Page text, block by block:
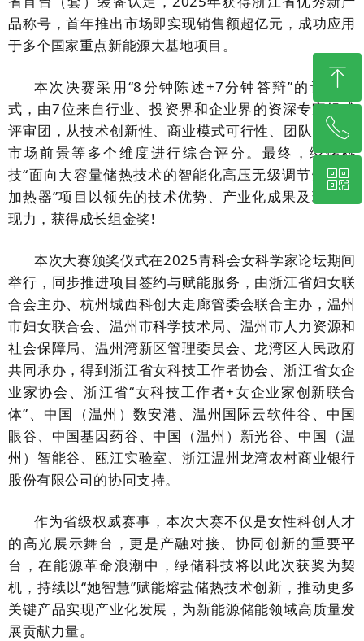
品称号，首年推出市场即实现销售额超亿元，成功应用
于多个国家重点新能源大基地项目。
本次决赛采用“8分钟陈述+7分钟答辩”的评审模
式，由7位来自行业、投资界和企业界的资深专家组成
评审团，从技术创新性、商业模式可行性、团队实力、
市场前景等多个维度进行综合评分。最终，绿储科
技“面向大容量储热技术的智能化高压无级调节熔盐电
加热器”项目以领先的技术优势、产业化成果及现场表
现力，获得成长组金奖!
本次大赛颁奖仪式在2025青科会女科学家论坛期间
举行，同步推进项目签约与赋能服务，由浙江省妇女联
合会主办、杭州城西科创大走廊管委会联合主办，温州
市妇女联合会、温州市科学技术局、温州市人力资源和
社会保障局、温州湾新区管理委员会、龙湾区人民政府
共同承办，得到浙江省女科技工作者协会、浙江省女企
业家协会、浙江省“女科技工作者+女企业家创新联合
体”、中国（温州）数安港、温州国际云软件谷、中国
眼谷、中国基因药谷、中国（温州）新光谷、中国（温
州）智能谷、瓯江实验室、浙江温州龙湾农村商业银行
股份有限公司的协同支持。
作为省级权威赛事，本次大赛不仅是女性科创人才
的高光展示舞台，更是产融对接、协同创新的重要平
台，在能源革命浪潮中，绿储科技将以此次获奖为契
机，持续以“她智慧”赋能熔盐储热技术创新，推动更多
关键产品实现产业化发展，为新能源储能领域高质量发
展贡献力量。
ꁸ
回到顶部
ꂅ
400-656-5722
ꀥ